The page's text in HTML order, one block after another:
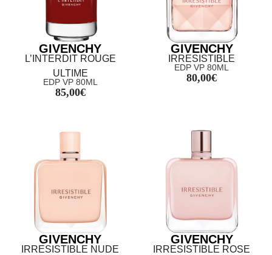
GIVENCHY
L’INTERDIT ROUGE
ULTIME
EDP VP 80ML
85,00€
GIVENCHY
IRRESISTIBLE
EDP VP 80ML
80,00€
GIVENCHY
IRRESISTIBLE NUDE
GIVENCHY
IRRESISTIBLE ROSE